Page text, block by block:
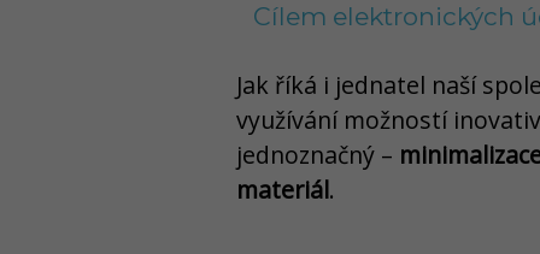
Cílem elektronických
Jak říká i jednatel naší
využívání možností
jednoznačný –
materiál.